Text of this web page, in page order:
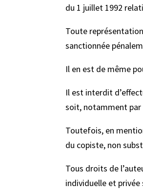
du 1 juillet 1992
Toute
sanctionnée
Il en est de même
Il est interdit
soit, notamment
Toutefois, en
du copiste, non
Tous droits de
individuelle et